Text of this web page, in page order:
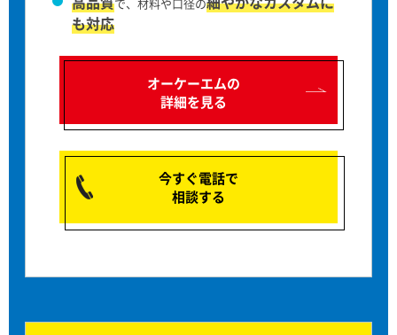
も対応
オーケーエムの
詳細を見る
今すぐ電話で
相談する